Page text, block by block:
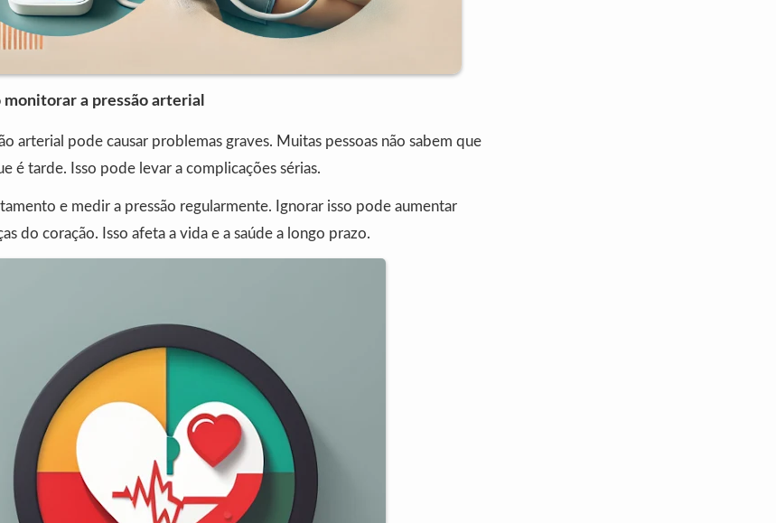
monitorar a pressão arterial
arterial pode causar problemas graves. Muitas pessoas não sabem que
é tarde. Isso pode levar a complicações sérias.
e medir a pressão regularmente. Ignorar isso pode aumentar
do coração. Isso afeta a vida e a saúde a longo prazo.